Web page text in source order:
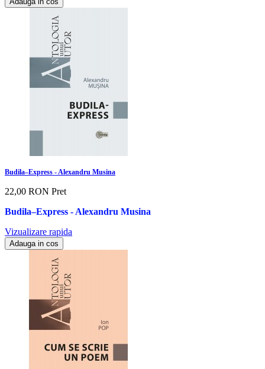
Budila–Express - Alexandru Musina
22,00 RON Pret
Budila–Express - Alexandru Musina
Vizualizare rapida
Adauga in cos